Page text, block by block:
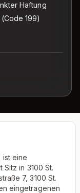
Haftung
(Code 199)
ist eine
in 3100 St.
7, 3100 St.
eingetragenen